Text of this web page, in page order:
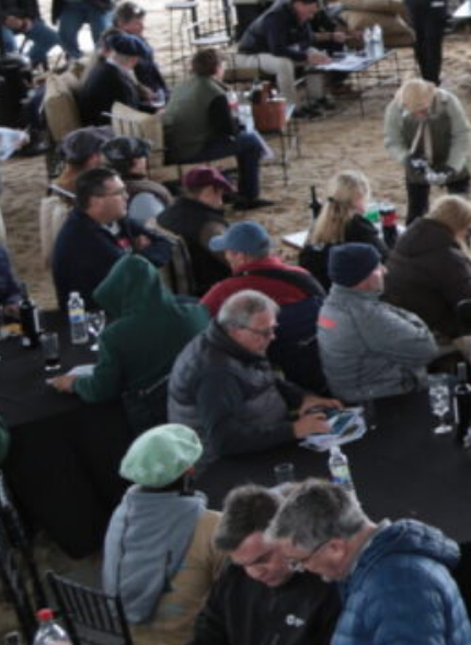
Presencia institucional y técnica
La Lehmann montó un stand
técnicos que brindaron
gama de productos destinados a
pudieron participar de un sorteo,
jornada comercial.
Espacio de formación
Antes de la subasta, se
agropecuarias de Esperanza y
En este espacio participó Juan
Nutrición Animal de la
compartiendo conocimientos y